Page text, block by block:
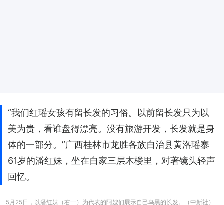
“我们红瑶女孩有留长发的习俗。以前留长发只为以
美为贵，看谁盘得漂亮。没有旅游开发，长发就是身
体的一部分。”广西桂林市龙胜各族自治县黄洛瑶寨
61岁的潘红妹，坐在自家三层木楼里，对著镜头轻声
回忆。
5月25日，以潘红妹（右一）为代表的阿嫂们展示自己乌黑的长发。（中新社）